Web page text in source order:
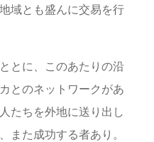
域とも盛んに交易を行
とに、このあたりの沿
とのネットワークがあ
たちを外地に送り出し
また成功する者あり。